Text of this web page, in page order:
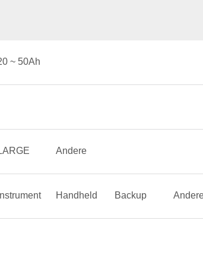
~ 50Ah
Andere
Instrument Handheld Backup